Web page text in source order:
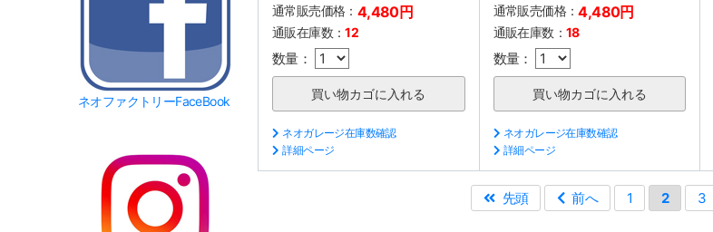
ネオファクトリーFaceBook
通常販売価格： 4,480円
通販在庫数：12
数量：
ネオガレージ在庫数確認
詳細ページ
通常販売価格：4,480円
通販在庫数： 18
数量：
ネオガレージ在庫数確認
詳細ページ
先頭 前へ 1 2 3